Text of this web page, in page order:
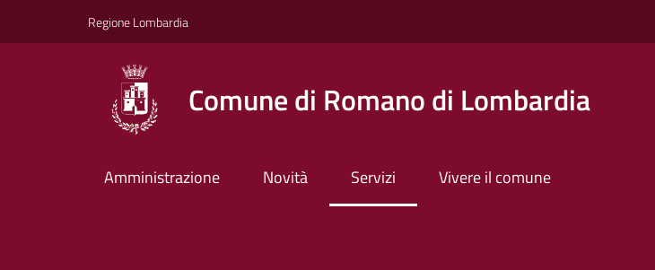
Regione Lombardia
Comune di Romano di Lombardia
Amministrazione Novità Servizi Vivere il comune